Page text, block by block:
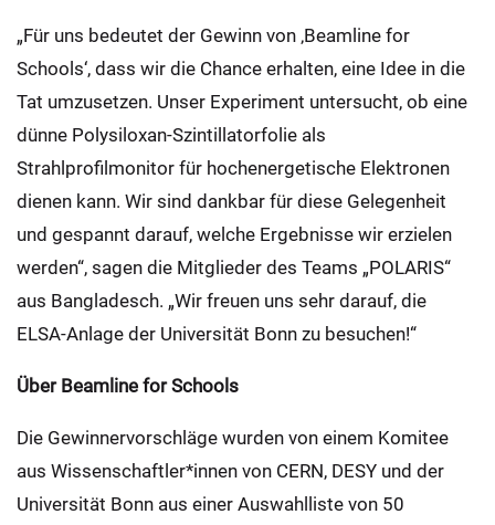
„Für uns bedeutet der Gewinn von ‚Beamline for
Schools‘, dass wir die Chance erhalten, eine Idee in die
Tat umzusetzen. Unser Experiment untersucht, ob eine
dünne Polysiloxan-Szintillatorfolie als
Strahlprofilmonitor für hochenergetische Elektronen
dienen kann. Wir sind dankbar für diese Gelegenheit
und gespannt darauf, welche Ergebnisse wir erzielen
werden“, sagen die Mitglieder des Teams „POLARIS“
aus Bangladesch. „Wir freuen uns sehr darauf, die
ELSA-Anlage der Universität Bonn zu besuchen!“
Über Beamline for Schools
Die Gewinnervorschläge wurden von einem Komitee
aus Wissenschaftler*innen von CERN, DESY und der
Universität Bonn aus einer Auswahlliste von 50